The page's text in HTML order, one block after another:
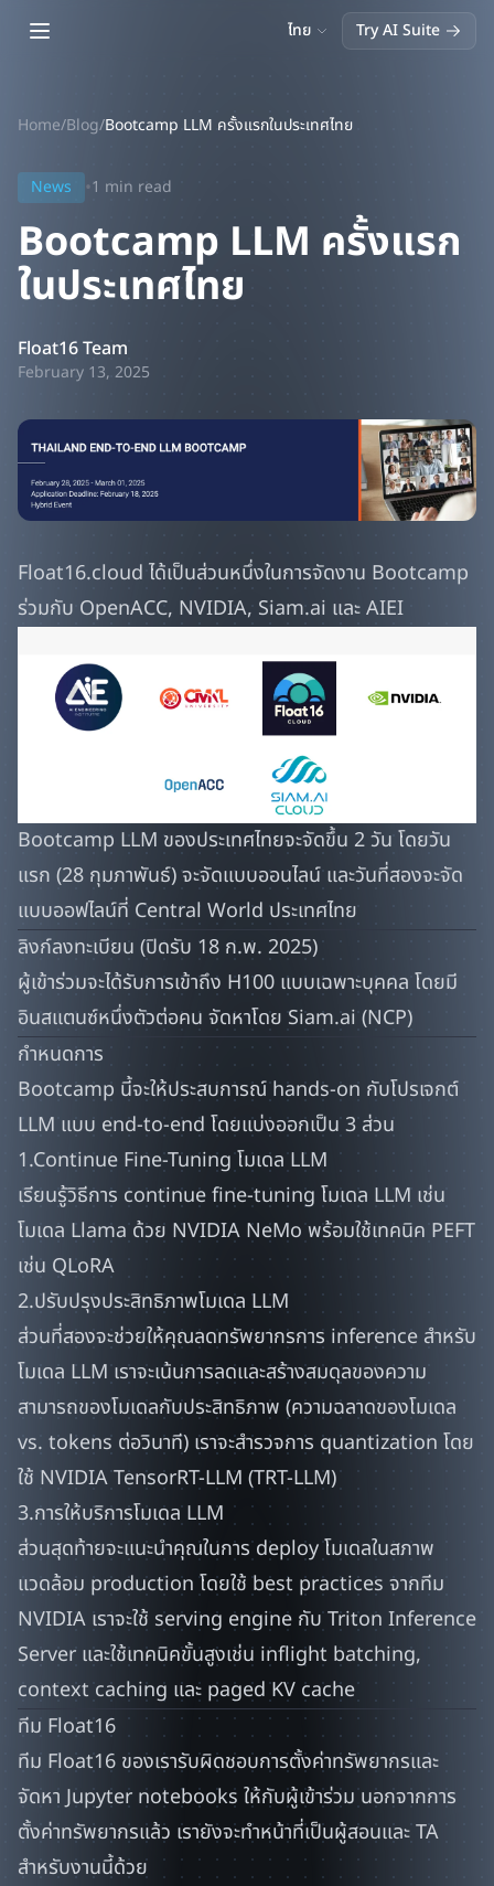
Open main menu ไทย Try AI Suite
Home/Blog/Bootcamp LLM ครั้งแรกในประเทศไทย
News •1 min read
Bootcamp LLM ครั้งแรก
ในประเทศไทย
Float16 Team
February 13, 2025
Float16.cloud ได้เป็นส่วนหนึ่งในการจัดงาน Bootcamp
ร่วมกับ OpenACC, NVIDIA, Siam.ai และ AIEI
Bootcamp LLM ของประเทศไทยจะจัดขึ้น 2 วัน โดยวัน
แรก (28 กุมภาพันธ์) จะจัดแบบออนไลน์ และวันที่สองจะจัด
แบบออฟไลน์ที่ Central World ประเทศไทย
ลิงก์ลงทะเบียน (ปิดรับ 18 ก.พ. 2025)
ผู้เข้าร่วมจะได้รับการเข้าถึง H100 แบบเฉพาะบุคคล โดยมี
อินสแตนซ์หนึ่งตัวต่อคน จัดหาโดย Siam.ai (NCP)
กำหนดการ
Bootcamp นี้จะให้ประสบการณ์ hands-on กับโปรเจกต์
LLM แบบ end-to-end โดยแบ่งออกเป็น 3 ส่วน
1.Continue Fine-Tuning โมเดล LLM
เรียนรู้วิธีการ continue fine-tuning โมเดล LLM เช่น
โมเดล Llama ด้วย NVIDIA NeMo พร้อมใช้เทคนิค PEFT
เช่น QLoRA
2.ปรับปรุงประสิทธิภาพโมเดล LLM
ส่วนที่สองจะช่วยให้คุณลดทรัพยากรการ inference สำหรับ
โมเดล LLM เราจะเน้นการลดและสร้างสมดุลของความ
สามารถของโมเดลกับประสิทธิภาพ (ความฉลาดของโมเดล
vs. tokens ต่อวินาที) เราจะสำรวจการ quantization โดย
ใช้ NVIDIA TensorRT-LLM (TRT-LLM)
3.การให้บริการโมเดล LLM
ส่วนสุดท้ายจะแนะนำคุณในการ deploy โมเดลในสภาพ
แวดล้อม production โดยใช้ best practices จากทีม
NVIDIA เราจะใช้ serving engine กับ Triton Inference
Server และใช้เทคนิคขั้นสูงเช่น inflight batching,
context caching และ paged KV cache
ทีม Float16
ทีม Float16 ของเรารับผิดชอบการตั้งค่าทรัพยากรและ
จัดหา Jupyter notebooks ให้กับผู้เข้าร่วม นอกจากการ
ตั้งค่าทรัพยากรแล้ว เรายังจะทำหน้าที่เป็นผู้สอนและ TA
สำหรับงานนี้ด้วย